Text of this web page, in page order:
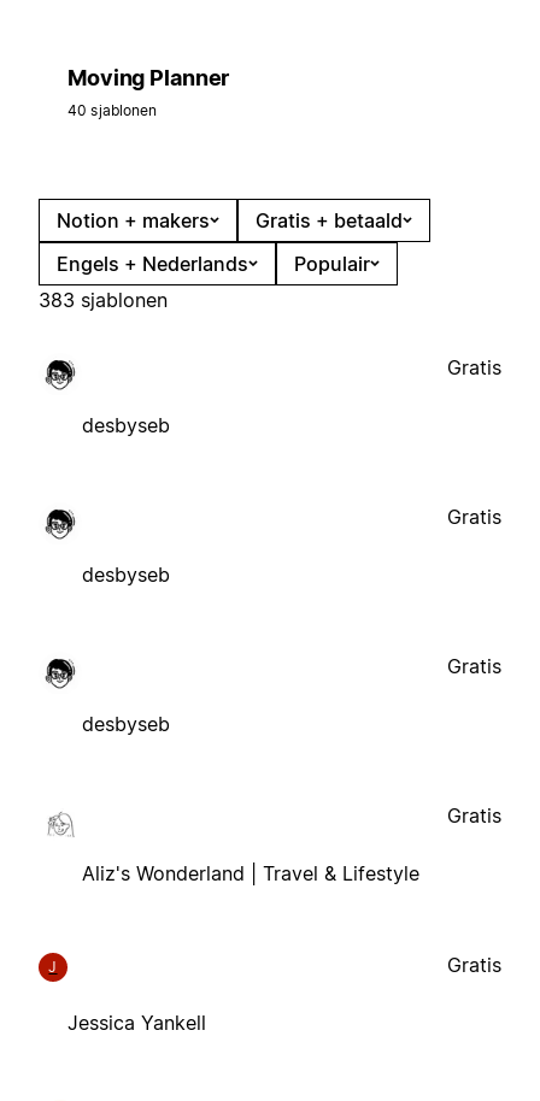
Moving Planner
40 sjablonen
Notion + makers
Gratis + betaald
Engels + Nederlands
Populair
383 sjablonen
desbyseb
Gratis
desbyseb
Gratis
desbyseb
Gratis
Aliz's Wonderland | Travel & Lifestyle
Gratis
J
Jessica Yankell
Gratis